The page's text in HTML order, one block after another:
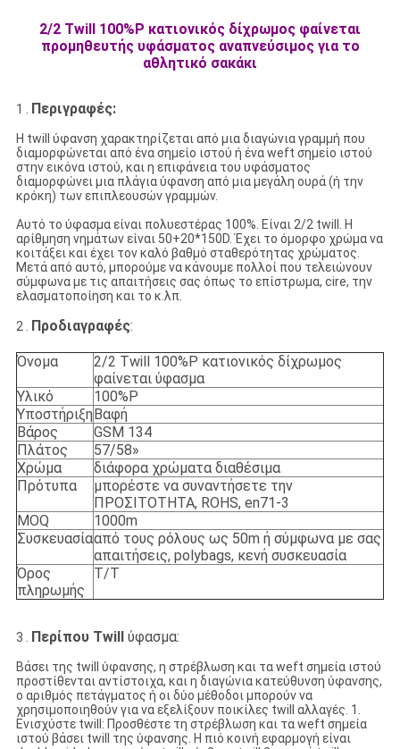
2/2 Twill 100%P κατιονικός δίχρωμος φαίνεται
προμηθευτής υφάσματος αναπνεύσιμος για το
αθλητικό σακάκι
1 . Περιγραφές:
Η twill ύφανση χαρακτηρίζεται από μια διαγώνια γραμμή που
διαμορφώνεται από ένα σημείο ιστού ή ένα weft σημείο ιστού
στην εικόνα ιστού, και η επιφάνεια του υφάσματος
διαμορφώνει μια πλάγια ύφανση από μια μεγάλη ουρά (ή την
κρόκη) των επιπλεουσών γραμμών.
Αυτό το ύφασμα είναι πολυεστέρας 100%. Είναι 2/2 twill. Η
αρίθμηση νημάτων είναι 50+20*150D. Έχει το όμορφο χρώμα να
κοιτάξει και έχει τον καλό βαθμό σταθερότητας χρώματος.
Μετά από αυτό, μπορούμε να κάνουμε πολλοί που τελειώνουν
σύμφωνα με τις απαιτήσεις σας όπως το επίστρωμα, cire, την
ελασματοποίηση και το κ.λπ.
2 . Προδιαγραφές:
Όνομα
2/2 Twill 100%P κατιονικός δίχρωμος
φαίνεται ύφασμα
Υλικό
100%P
Υποστήριξη Βαφή
Βάρος
GSM 134
Πλάτος
57/58»
Χρώμα
διάφορα χρώματα διαθέσιμα
Πρότυπα
μπορέστε να συναντήσετε την
ΠΡΟΣΙΤΟΤΗΤΑ, ROHS, en71-3
MOQ
1000m
Συσκευασίααπό τους ρόλους ως 50m ή σύμφωνα με σας
απαιτήσεις, polybags, κενή συσκευασία
Όρος
πληρωμής
T/T
3 . Περίπου Twill ύφασμα:
Βάσει της twill ύφανσης, η στρέβλωση και τα weft σημεία ιστού
προστίθενται αντίστοιχα, και η διαγώνια κατεύθυνση ύφανσης,
ο αριθμός πετάγματος ή οι δύο μέθοδοι μπορούν να
χρησιμοποιηθούν για να εξελίξουν ποικίλες twill αλλαγές. 1.
Ενισχύστε twill: Προσθέστε τη στρέβλωση και τα weft σημεία
ιστού βάσει twill της ύφανσης. Η πιό κοινή εφαρμογή είναι